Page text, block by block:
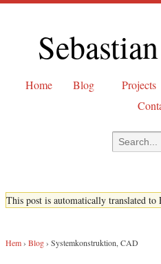
Home Blog Projects
This post is automatically translated to
Hem› Blog› Systemkonstruktion, CAD